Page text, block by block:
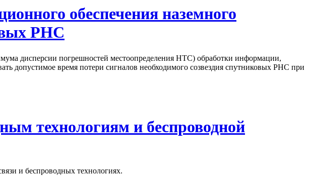
обеспечения наземного
РНС
дисперсии погрешностей местоопределения НТС) обработки информации,
допустимое время потери сигналов необходимого созвездия спутниковых РНС при
технологиям и беспроводной
и беспроводных технологиях.